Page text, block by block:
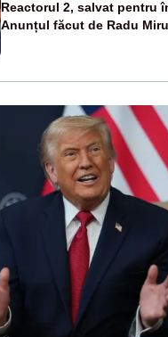
Reactorul 2, salvat pentru
Anunțul făcut de Radu